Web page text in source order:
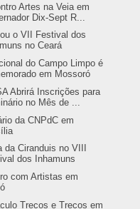
Artes na Veia em
Dix-Sept R...
o VII Festival dos
no Ceará
do Campo Limpo é
em Mossoró
Abrirá Inscrições para
no Mês de ...
da CNPdC em
da Ciranduis no VIII
dos Inhamuns
com Artistas em
Trecos e Trecos em